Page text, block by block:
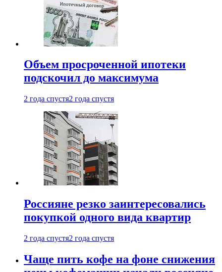
Объем просроченной ипотеки
подскочил до максимума
2 года спустя2 года спустя
Россияне резко заинтересовались
покупкой одного вида квартир
2 года спустя2 года спустя
Чаще пить кофе на фоне снижения